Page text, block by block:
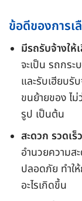
ข้อดีของการ
มีรถรับจ้างให้
จะเป็น รถกร
และรับเฮียบรั
ขนย้ายของ ไ
รูป เป็นต้น
สะดวก รวดเร็ว
อำนวยความส
ปลอดภัย ทำใ
อะไรเกิดขึ้น